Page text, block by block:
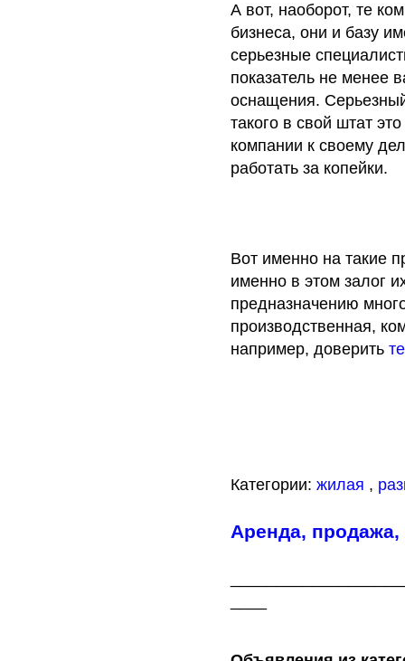
А вот, наоборот, те
бизнеса, они и базу
серьезные
показатель не менее
оснащения.
такого в свой штат
компании к своему
работать за копейки.
Вот именно на такие
именно в этом залог
предназначению
производственная,
например, доверить
Категории: жилая ,
Аренда,